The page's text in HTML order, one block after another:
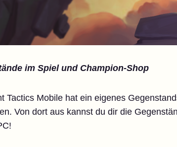
im Spiel und Champion-Shop
Tactics Mobile hat ein eigenes
Von dort aus kannst du dir die